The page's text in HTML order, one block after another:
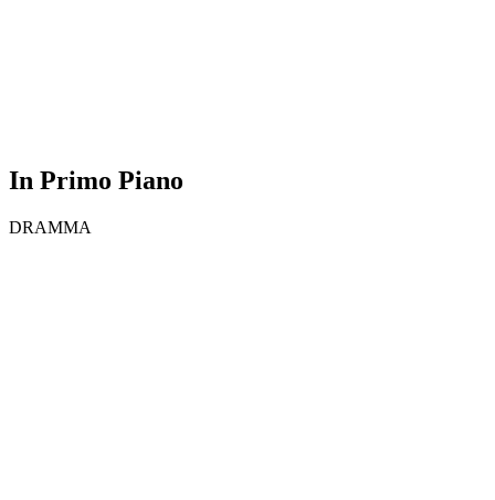
In Primo Piano
DRAMMA